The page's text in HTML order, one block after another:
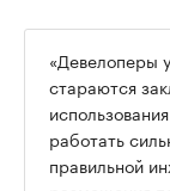
«Девелоперы
стараются
работать
правильной